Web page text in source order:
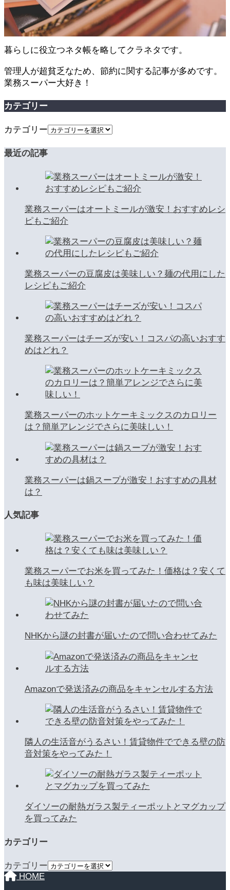
暮らしに役立つネタ帳を略してクラネタです。
管理人が超貧乏なため、節約に関する記事が多めです。
業務スーパー大好き！
カテゴリー
カテゴリー
最近の記事
業務スーパーはオートミールが激安！おすすめレシ
ピもご紹介
業務スーパーの豆腐皮は美味しい？麺の代用にした
レシピもご紹介
業務スーパーはチーズが安い！コスパの高いおすす
めはどれ？
業務スーパーのホットケーキミックスのカロリー
は？簡単アレンジでさらに美味しい！
業務スーパーは鍋スープが激安！おすすめの具材
は？
人気記事
業務スーパーでお米を買ってみた！価格は？安くて
も味は美味しい？
NHKから謎の封書が届いたので問い合わせてみた
Amazonで発送済みの商品をキャンセルする方法
隣人の生活音がうるさい！賃貸物件でできる壁の防
音対策をやってみた！
ダイソーの耐熱ガラス製ティーポットとマグカップ
を買ってみた
カテゴリー
カテゴリー
HOME